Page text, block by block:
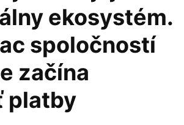
ekosystém.
spoločností
začína
platby